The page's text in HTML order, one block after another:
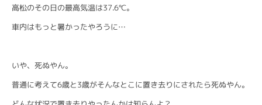
高松のその日の最高気温は37.6℃。
車内はもっと暑かったやろうに…
いや、死ぬやん。
普通に考えて6歳と3歳がそんなとこに置き去りにされたら死ぬやん。